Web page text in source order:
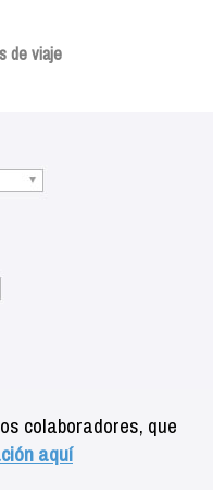
de viaje
colaboradores, que
aquí